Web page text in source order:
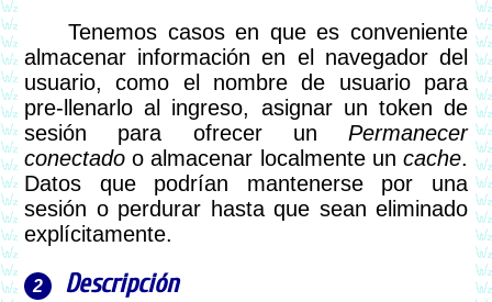
Tenemos casos en que es conveniente
almacenar información en el navegador del
usuario, como el nombre de usuario para
pre-llenarlo al ingreso, asignar un token de
sesión para ofrecer un Permanecer
conectado o almacenar localmente un cache.
Datos que podrían mantenerse por una
sesión o perdurar hasta que sean eliminado
explícitamente.
Descripción